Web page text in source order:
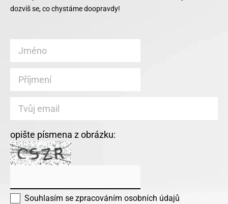
dozvíš se, co chystáme doopravdy!
opište písmena z obrázku:
Souhlasím se zpracováním osobních údajů